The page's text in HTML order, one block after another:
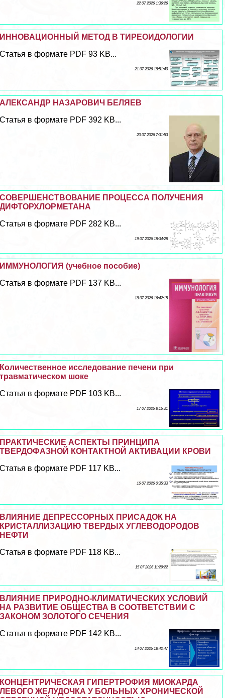
22 07 2026 1:36:26
ИННОВАЦИОННЫЙ МЕТОД В ТИРЕОИДОЛОГИИ
Статья в формате PDF 93 KB...
21 07 2026 18:51:40
АЛЕКСАНДР НАЗАРОВИЧ БЕЛЯЕВ
Статья в формате PDF 392 KB...
20 07 2026 7:31:53
СОВЕРШЕНСТВОВАНИЕ ПРОЦЕССА ПОЛУЧЕНИЯ
ДИФТОРХЛОРМЕТАНА
Статья в формате PDF 282 KB...
19 07 2026 18:34:28
ИММУНОЛОГИЯ (учебное пособие)
Статья в формате PDF 137 KB...
18 07 2026 16:42:15
Количественное исследование печени при
травматическом шоке
Статья в формате PDF 103 KB...
17 07 2026 8:16:31
ПРАКТИЧЕСКИЕ АСПЕКТЫ ПРИНЦИПА
ТВЕРДОФАЗНОЙ КОНТАКТНОЙ АКТИВАЦИИ КРОВИ
Статья в формате PDF 117 KB...
16 07 2026 0:35:33
ВЛИЯНИЕ ДЕПРЕССОРНЫХ ПРИСАДОК НА
КРИСТАЛЛИЗАЦИЮ ТВЕРДЫХ УГЛЕВОДОРОДОВ
НЕФТИ
Статья в формате PDF 118 KB...
15 07 2026 11:29:22
ВЛИЯНИЕ ПРИРОДНО-КЛИМАТИЧЕСКИХ УСЛОВИЙ
НА РАЗВИТИЕ ОБЩЕСТВА В СООТВЕТСТВИИ С
ЗАКОНОМ ЗОЛОТОГО СЕЧЕНИЯ
Статья в формате PDF 142 KB...
14 07 2026 18:42:47
КОНЦЕНТРИЧЕСКАЯ ГИПЕРТРОФИЯ МИОКАРДА
ЛЕВОГО ЖЕЛУДОЧКА У БОЛЬНЫХ ХРОНИЧЕСКОЙ